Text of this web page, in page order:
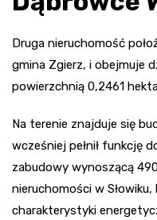
Druga nieruchomość
gmina Zgierz, i obejmuje
powierzchnią 0,2461
Na terenie znajduje się
wcześniej pełnił funkcję
zabudowy wynoszącą
nieruchomości w
charakterystyki